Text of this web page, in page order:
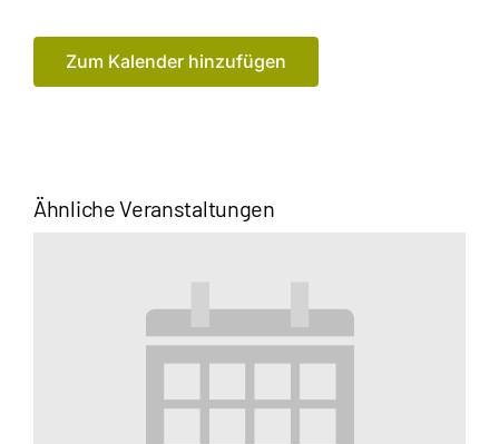
Zum Kalender hinzufügen
Ähnliche Veranstaltungen